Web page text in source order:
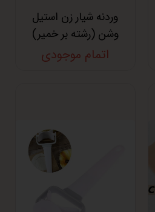
وردنه شیار زن استیل
وشن (رشته بر خمیر)
اتمام موجودی